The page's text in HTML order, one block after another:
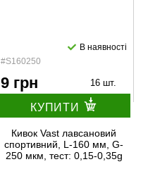
#S160250
В наявності
9 грн 16 шт.
КУПИТИ
Кивок Vast лавсановий
спортивний, L-160 мм, G-
250 мкм, тест: 0,15-0,35g